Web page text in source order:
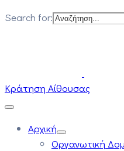
Search for:
Κράτηση Αίθουσας
Αρχική
Οργανωτική